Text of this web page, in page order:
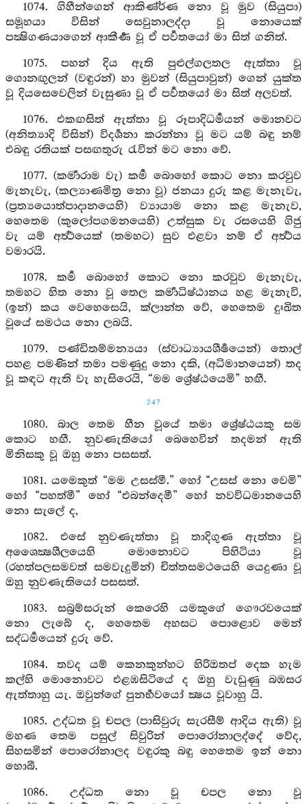
1074. ගිහීන්ගෙන් ආකිණ්ර්‍ණ නො වූ මුව (සියුපා)
සමූහයා විසින් සෙවුනාලද්දා වූ නොයෙක්
පක්‍ෂිගණයාගෙන් ආකීර්‍ණ වූ ඒ පර්‍වතයෝ මා සිත් ගනිත්.
1075. පහන් දිය ඇති පුළුල්ගලතල ඇත්තා වූ
ගොනඟුලන් (වඳුරන්) හා මුවන් (සියුපාවුන්) ගෙන් යුක්ත
වූ දියසෙවෙලින් වැසුණා වූ ඒ පර්‍වතයෝ මා සිත් අලවත්.
1076. එකඟසිත් ඇත්තා වූ රූපාදිධර්‍මයන් මොනවට
(අනිත්‍යාදි විසින්) විදර්‍ශනා කරන්නා වූ මට යම් බඳු නම්
එබඳු රතියක් පසඟතුරු රැවින් මට නො වේ.
1077. (කර්‍මාරාම වැ) කර්‍ම බොහෝ කොට නො කරවුව
මැනැවැ, (කල්‍යාණමිත්‍ර නො වූ) ජනයා දුරු කළ මැනැවැ,
(ප්‍රත්‍යයොත්පාදානයෙහි) ව්‍යායාම නො කළ මැනැව,
හෙතෙම (කුලෝපගමනයෙහි) උත්සුක වැ රසයෙහි ගිජු
වැ යම් අර්‍ත්‍ථයෙක් (තමහට) සුව එළවා නම් ඒ අර්‍ත්‍ථය
වමාරයි.
1078. කර්‍ම බොහෝ කොට නො කරවුව මැනැවැ,
තමහට හිත නො වූ තෙල කර්‍මාධිෂ්ඨානය හළ මැනැවි,
(ඉන්) කය වෙහෙසෙයි, ක්ලාන්ත වේ, හෙතෙම දුඃඛිත
වූයේ සමථය නො ලබයි.
1079. පණ්ඩිතම්මන්‍යයා (ස්වාධ්‍යායශීර්‍ෂයෙන්) තොල්
පහළ පමණින් තමා පමණුදු නො දකි, (අධිමානයෙන්) තද
වූ කඳට ඇති වැ හැසිරෙයි, “මම ශ්‍රේෂ්ඨයෙමි” හඟී.
247
1080. බාල තෙම හීන වූයේ තමා ශ්‍රේෂ්ඨයකු සම
කොට හඟී. නුවණැතියෝ බෙහෙවින් තදමන් ඇති
මිනිසකු වූ ඔහු නො පසසත්.
1081. යමෙකුත් “මම උසස්මී.” හෝ “උසස් නො වෙමි”
හෝ “පහත්මී” හෝ “එබන්දෙමී” හෝ නවවිධමානයෙහි
නො සැලේ ද,
1082. එසේ නුවණැත්තා වූ තාදිගුණ ඇත්තා වූ
අශෛක්‍ෂශීලයෙහි මොනොවට පිහිටියා වූ
(රහත්පලසමවත් සමවැදුමින්) චිත්තසමථයෙහි යෙදුණා වූ
ඔහු නුවණැතියෝ පසසත්.
1083. සබ්‍රම්සරුන් කෙරෙහි යමකුගේ ගෞරවයෙක්
නො ලැබේ ද, හෙතෙම අහසට පොළොව මෙන්
සද්ධර්‍මයෙන් දුරු වේ.
1084. තවද යම් කෙනකුන්හට හිරිඔතප් දෙක හැම
කල්හි මොනොවට එළඹසිටියේ ද ඔහු වැඩුණු බඹසර
ඇත්තාහු යැ. ඔවුන්ගේ පුනර්‍භවයෝ ක්‍ෂය වූවාහු යි.
1085. උද්ධත වූ චපල (පාසිවුරු සැරසීම් ආදිය ඇති) වූ
මහණ තෙම පසුල් සිවුරින් පොරෝනාලද්දේ වේද,
සිහසමින් පොරෝනාලද වඳුරකු බඳු හෙතෙම ඉන් නො
හොබී.
1086. උද්ධත නො වූ චපල නො වූ